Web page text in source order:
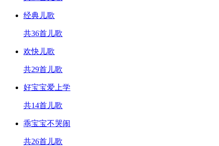
经典儿歌
共36首儿歌
欢快儿歌
共29首儿歌
好宝宝爱上学
共14首儿歌
乖宝宝不哭闹
共26首儿歌